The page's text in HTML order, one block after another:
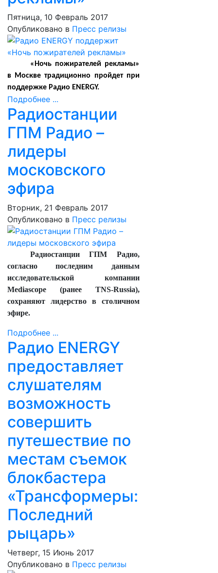
Пятница, 10 Февраль 2017
Опубликовано в Пресс релизы
«Ночь пожирателей рекламы»
в Москве традиционно пройдет при
поддержке Радио ENERGY.
Подробнее ...
Радиостанции
ГПМ Радио –
лидеры
московского
эфира
Вторник, 21 Февраль 2017
Опубликовано в Пресс релизы
Радиостанции ГПМ Радио,
согласно последним данным
исследовательской компании
Mediascope (ранее TNS-Russia),
сохраняют лидерство в столичном
эфире.
Подробнее ...
Радио ENERGY
предоставляет
слушателям
возможность
совершить
путешествие по
местам съемок
блокбастера
«Трансформеры:
Последний
рыцарь»
Четверг, 15 Июнь 2017
Опубликовано в Пресс релизы